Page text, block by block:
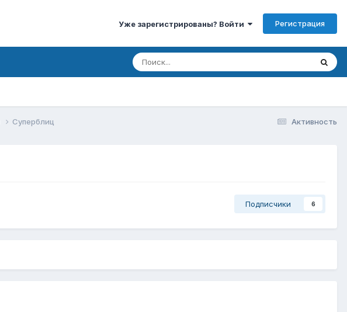
Уже зарегистрированы? Войти Регистрация
Активность
Суперблиц
Подписчики 6